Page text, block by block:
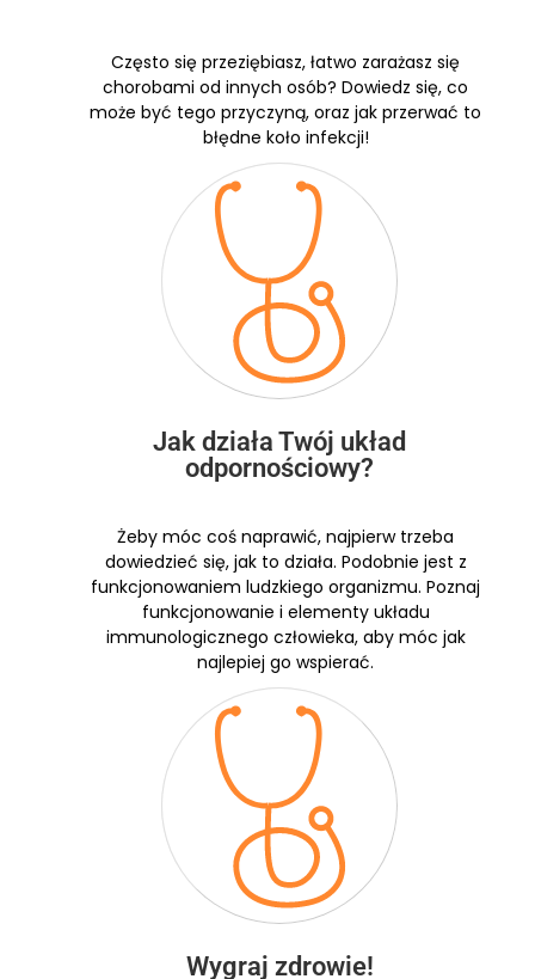
Często się przeziębiasz, łatwo zarażasz się
chorobami od innych osób? Dowiedz się, co
może być tego przyczyną, oraz jak przerwać to
błędne koło infekcji!
Jak działa Twój układ
odpornościowy?
Żeby móc coś naprawić, najpierw trzeba
dowiedzieć się, jak to działa. Podobnie jest z
funkcjonowaniem ludzkiego organizmu. Poznaj
funkcjonowanie i elementy układu
immunologicznego człowieka, aby móc jak
najlepiej go wspierać.
Wygraj zdrowie!